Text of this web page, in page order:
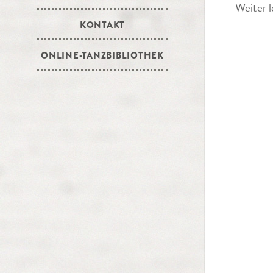
KONTAKT
ONLINE-TANZBIBLIOTHEK
Weiter